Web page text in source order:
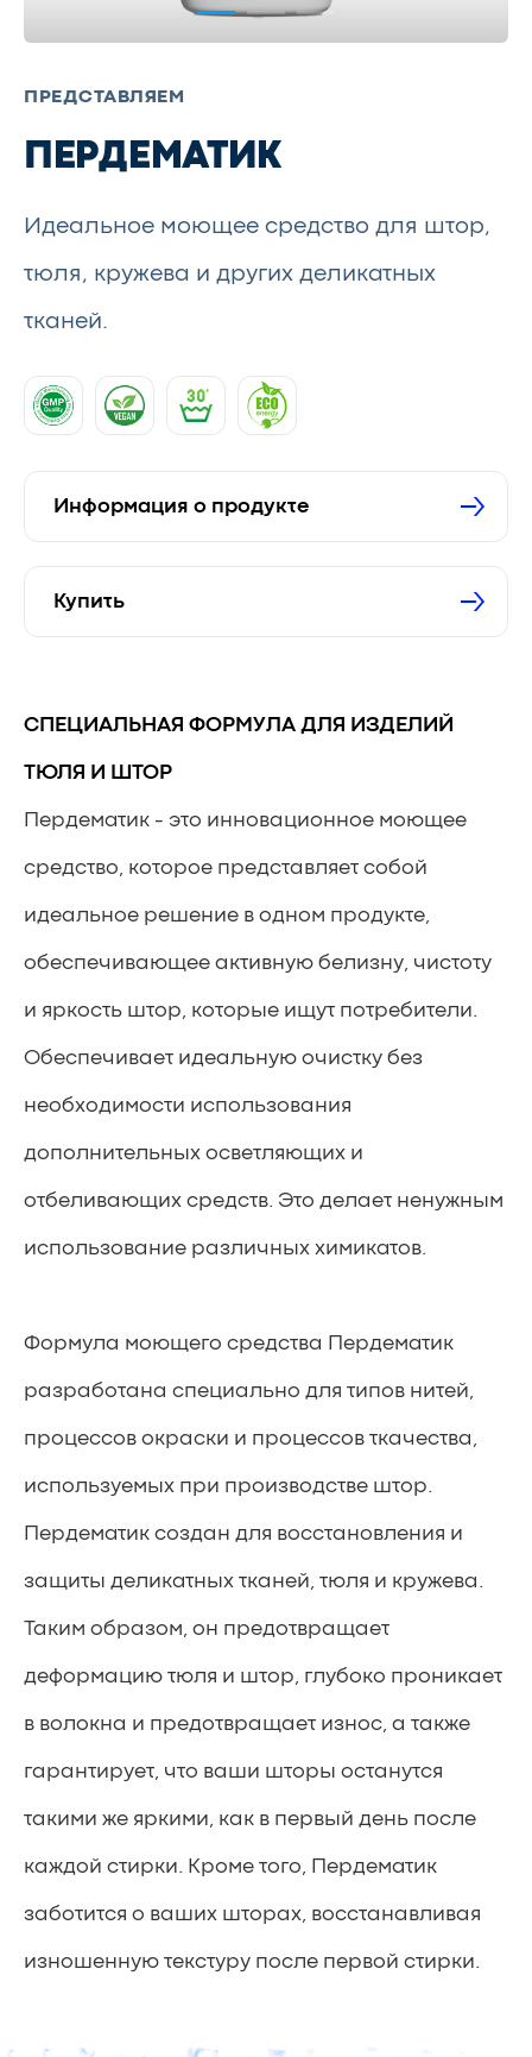
ПРЕДСТАВЛЯЕМ
ПЕРДЕМАТИК
Идеальное моющее средство для штор,
тюля, кружева и других деликатных
тканей.
Информация о продукте
Купить
СПЕЦИАЛЬНАЯ ФОРМУЛА ДЛЯ ИЗДЕЛИЙ
ТЮЛЯ И ШТОР
Пердематик - это инновационное моющее
средство, которое представляет собой
идеальное решение в одном продукте,
обеспечивающее активную белизну, чистоту
и яркость штор, которые ищут потребители.
Обеспечивает идеальную очистку без
необходимости использования
дополнительных осветляющих и
отбеливающих средств. Это делает ненужным
использование различных химикатов.
Формула моющего средства Пердематик
разработана специально для типов нитей,
процессов окраски и процессов ткачества,
используемых при производстве штор.
Пердематик создан для восстановления и
защиты деликатных тканей, тюля и кружева.
Таким образом, он предотвращает
деформацию тюля и штор, глубоко проникает
в волокна и предотвращает износ, а также
гарантирует, что ваши шторы останутся
такими же яркими, как в первый день после
каждой стирки. Кроме того, Пердематик
заботится о ваших шторах, восстанавливая
изношенную текстуру после первой стирки.